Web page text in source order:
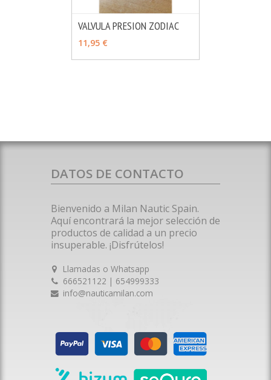
VALVULA PRESION ZODIAC
11,95 €
DATOS DE CONTACTO
Bienvenido a Milan Nautic Spain.
Aquí encontrará la mejor selección de
productos de calidad a un precio
insuperable. ¡Disfrútelos!
Llamadas o Whatsapp
666521122 | 654999333
info@nauticamilan.com